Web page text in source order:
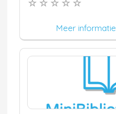
Meer informatie